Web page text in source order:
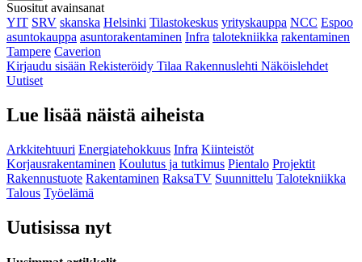
Suositut avainsanat
YIT SRV skanska Helsinki Tilastokeskus yrityskauppa NCC Espoo
asuntokauppa asuntorakentaminen Infra talotekniikka rakentaminen
Tampere Caverion
Kirjaudu sisään Rekisteröidy Tilaa Rakennuslehti Näköislehdet
Uutiset
Lue lisää näistä aiheista
Arkkitehtuuri Energiatehokkuus Infra Kiinteistöt
Korjausrakentaminen Koulutus ja tutkimus Pientalo Projektit
Rakennustuote Rakentaminen RaksaTV Suunnittelu Talotekniikka
Talous Työelämä
Uutisissa nyt